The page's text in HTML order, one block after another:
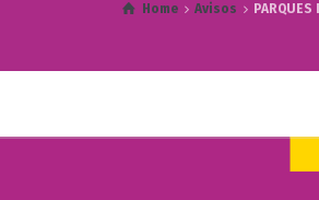
Home Avisos PARQUES